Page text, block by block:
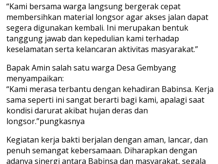
“Kami bersama warga langsung bergerak cepat
membersihkan material longsor agar akses jalan dapat
segera digunakan kembali. Ini merupakan bentuk
tanggung jawab dan kepedulian kami terhadap
keselamatan serta kelancaran aktivitas masyarakat.”
Bapak Amin salah satu warga Desa Gembyang
menyampaikan:
“Kami merasa terbantu dengan kehadiran Babinsa. Kerja
sama seperti ini sangat berarti bagi kami, apalagi saat
kondisi darurat akibat hujan deras dan
longsor.”pungkasnya
Kegiatan kerja bakti berjalan dengan aman, lancar, dan
penuh semangat kebersamaan. Diharapkan dengan
adanya sinergi antara Babinsa dan masyarakat, segala